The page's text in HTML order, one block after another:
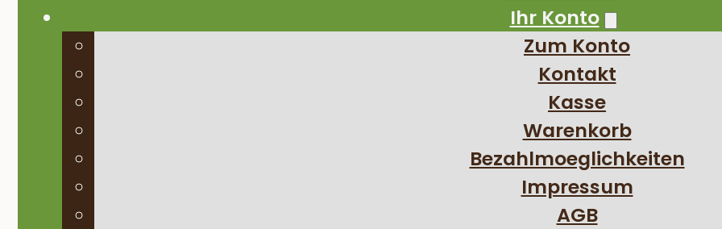
Ihr Konto
Zum Konto
Kontakt
Kasse
Warenkorb
Bezahlmoeglichkeiten
Impressum
AGB